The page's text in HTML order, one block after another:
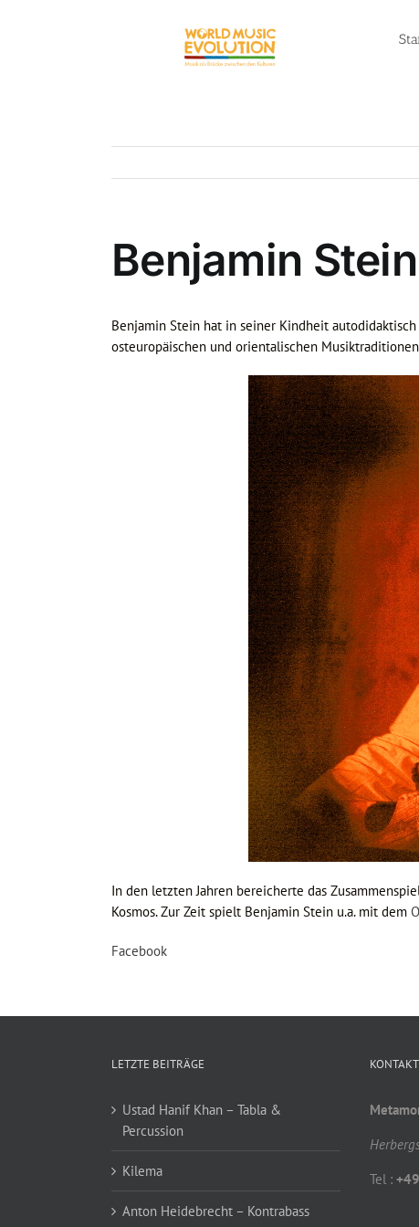
Benjamin
Benjamin Stein hat in seiner Kindheit
osteuropäischen und orientalischen Musiktraditionen
In den letzten Jahren bereicherte das
Kosmos. Zur Zeit spielt Benjamin Stein u.a. mit dem
Facebook
LETZTE BEITRÄGE
Ustad Hanif Khan – Tabla &
Percussion
Kilema
Anton Heidebrecht – Kontrabass
Tel :